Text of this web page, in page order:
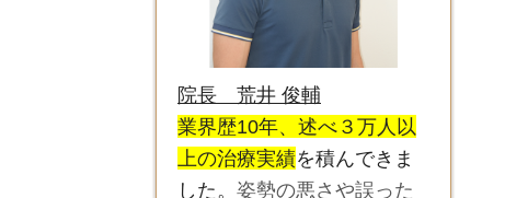
院長 荒井 俊輔
業界歴10年、述べ３万人以
上の治療実績を積んできま
した。 姿勢の悪さや誤った